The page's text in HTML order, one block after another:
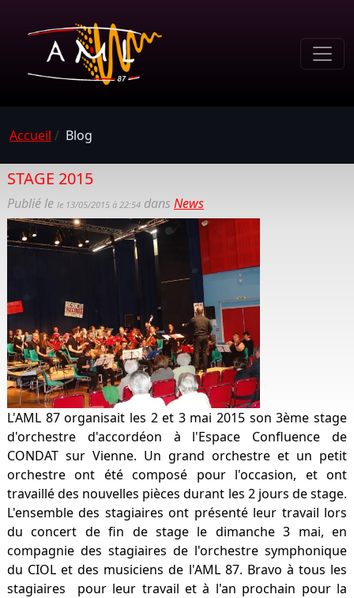
Accueil / Blog
STAGE 2015
Publié le le 13/05/2015 à 22:54dans News
L'AML 87 organisait les 2 et 3 mai 2015 son 3ème stage
d'orchestre d'accordéon à l'Espace Confluence de
CONDAT sur Vienne. Un grand orchestre et un petit
orchestre ont été composé pour l'occasion, et ont
travaillé des nouvelles pièces durant les 2 jours de stage.
L'ensemble des stagiaires ont présenté leur travail lors
du concert de fin de stage le dimanche 3 mai, en
compagnie des stagiaires de l'orchestre symphonique
du CIOL et des musiciens de l'AML 87. Bravo à tous les
stagiaires pour leur travail et à l'an prochain pour la